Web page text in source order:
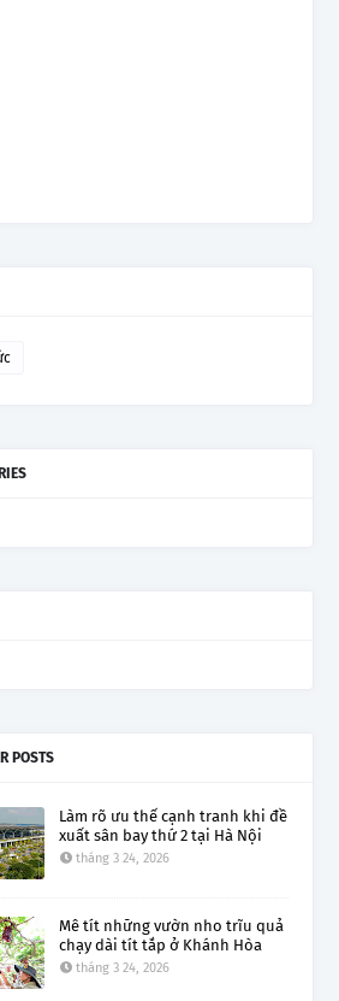
POSTS
Làm rõ ưu thế cạnh tranh khi đề
xuất sân bay thứ 2 tại Hà Nội
tháng 3 24, 2026
Mê tít những vườn nho trĩu quả
chạy dài tít tắp ở Khánh Hòa
tháng 3 24, 2026